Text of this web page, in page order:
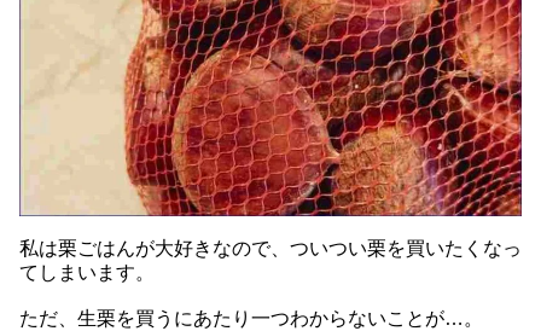
私は栗ごはんが大好きなので、ついつい栗を買いたくなっ
てしまいます。
ただ、生栗を買うにあたり一つわからないことが…。